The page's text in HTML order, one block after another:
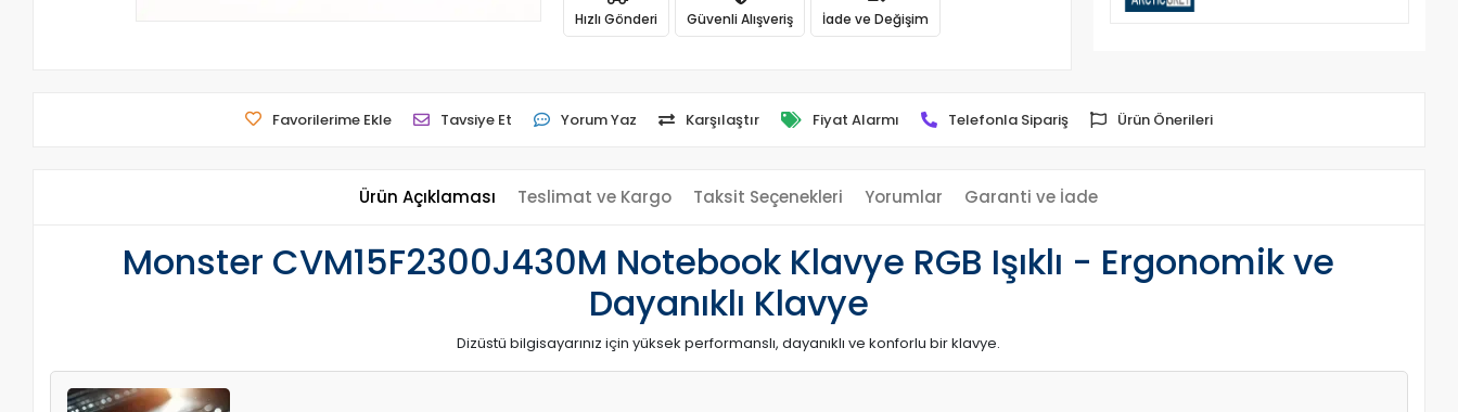
Hızlı Gönderi Güvenli Alışveriş İade ve Değişim
Favorilerime Ekle Tavsiye Et Yorum Yaz Karşılaştır Fiyat Alarmı Telefonla Sipariş Ürün Önerileri
Ürün Açıklaması Teslimat ve Kargo Taksit Seçenekleri Yorumlar Garanti ve İade
Monster CVM15F2300J430M Notebook Klavye RGB Işıklı - Ergonomik ve
Dayanıklı Klavye
Dizüstü bilgisayarınız için yüksek performanslı, dayanıklı ve konforlu bir klavye.